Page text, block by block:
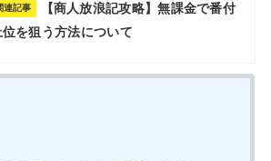
連記事
【商人放浪記攻略】無課金で番付
位を狙う方法について